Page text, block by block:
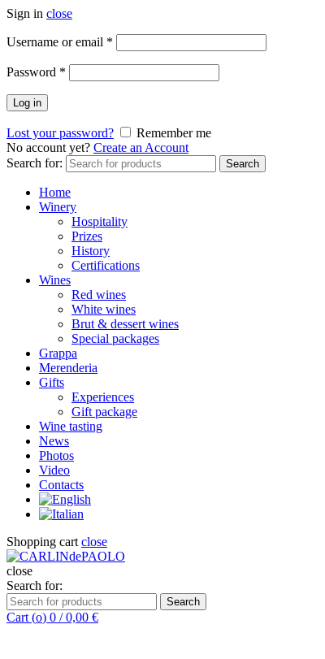
Sign in close
Username or email *
Password *
Log in
Lost your password?
Remember me
No account yet? Create an Account
Search for:
Search
Home
Winery
Hospitality
Prizes
History
Certifications
Wines
Red wines
White wines
Brut & dessert wines
Special packages
Grappa
Merenderia
Gifts
Experiences
Gift package
Wine tasting
News
Photos
Video
Contacts
Shopping cart close
close
Search for:
Search
Cart (o) 0 / 0,00 €